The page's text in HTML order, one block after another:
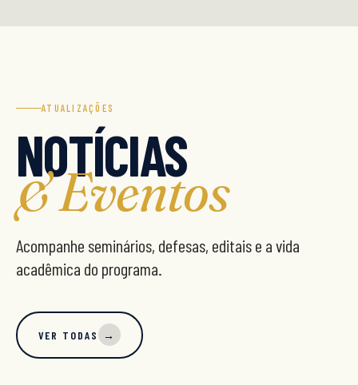
ATUALIZAÇÕES
NOTÍCIAS
& Eventos
Acompanhe seminários, defesas, editais e a vida
acadêmica do programa.
VER TODAS →